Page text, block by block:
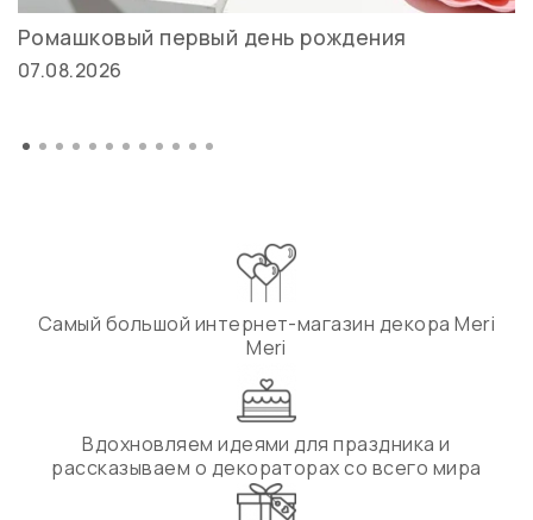
Ромашковый первый день рождения
07.08.2026
Самый большой интернет-магазин декора Meri
Meri
Вдохновляем идеями для праздника и
рассказываем о декораторах со всего мира